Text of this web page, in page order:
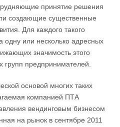
принятие решения
создающие существенные
Для каждого такого
одну или несколько адресных
значимость этого
групп предпринимателей.
основой многих таких
компанией ПТА
вендинговым бизнесом
на рынок в сентябре 2011